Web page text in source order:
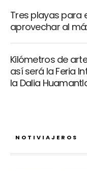
Tres playas para
aprovechar al
Kilómetros de
así será la Feria
la Dalia
NOTIVIAJEROS